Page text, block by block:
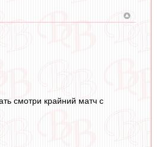
смотри крайний матч с